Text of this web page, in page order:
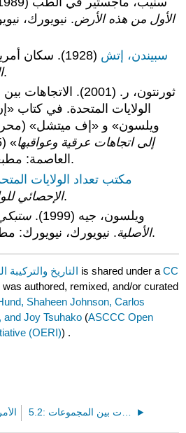
الأول من هذه الأرض. نيويورك،
سبيندن، إتش (1928). سكان أمريكا القديمة.
18,640-60.
ثورنتون، ر. (2001).
الولايات المتحدة. في كتاب
ويلسون» و «إف ميتشل»
إلى اتجاهات عرقية وعواقبها»
العاصمة: مطبعة الأكاديمية الوطنية.
مكتب تعداد الولايات
الإحصائي.
ويلسون، جيه (1999).
الأصلية. نيويورك، نيويورك: مطبعة أتلانتيك الشهرية.
5.1: التاريخ والتركيبة is shared under aCC
was authored, remixed, and/or curated
Shaheen Johnson, Carlos
and Joy Tsuhako (ASCCC Open
(OERI)) .
5: